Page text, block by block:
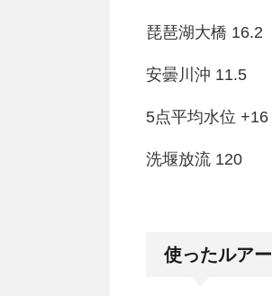
琵琶湖大橋 16.2
安曇川沖 11.5
5点平均水位 +16
洗堰放流 120
使ったルアー